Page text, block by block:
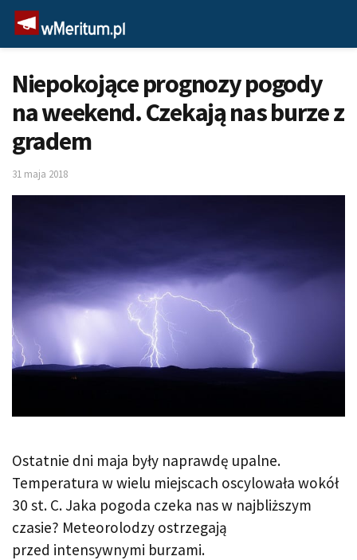
Niepokojące prognozy pogody
na weekend. Czekają nas burze z
gradem
31 maja 2018
Ostatnie dni maja były naprawdę upalne.
Temperatura w wielu miejscach oscylowała wokół
30 st. C. Jaka pogoda czeka nas w najbliższym
czasie? Meteorolodzy ostrzegają
przed intensywnymi burzami.